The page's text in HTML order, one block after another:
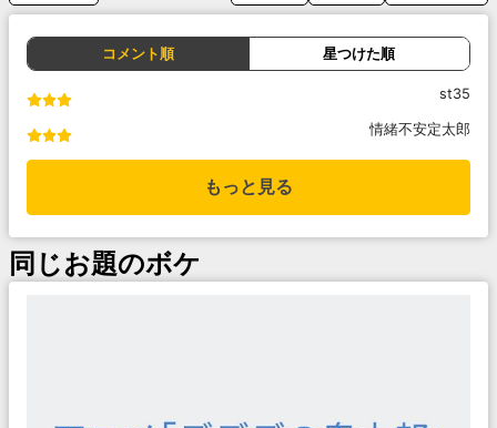
コメント順 星つけた順
st35
情緒不安定太郎
もっと見る
同じお題のボケ